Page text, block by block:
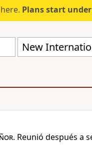
Plans start
New
. Reunió después a